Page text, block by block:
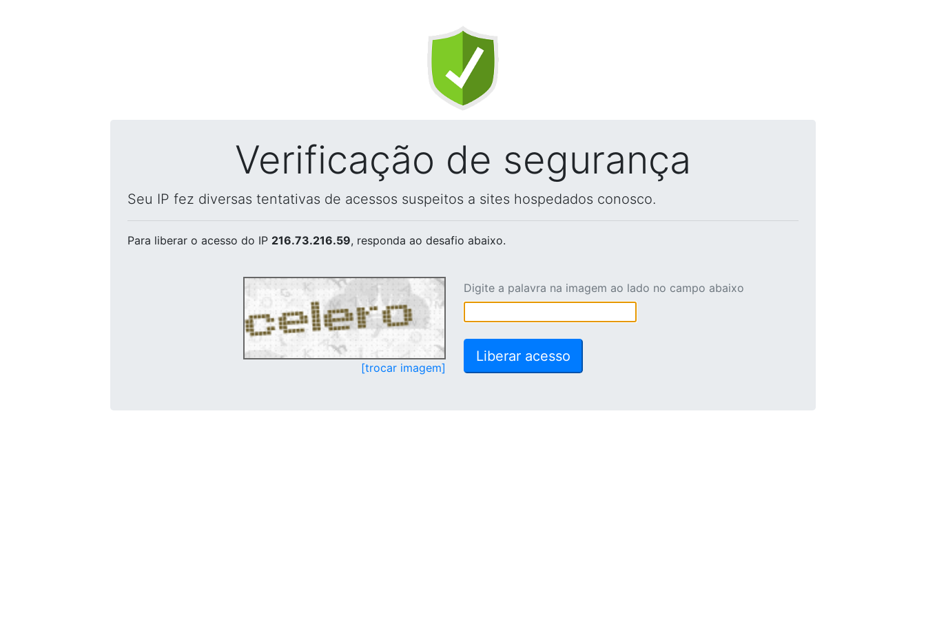
Verificação de segurança
Seu IP fez diversas tentativas de acessos suspeitos a sites hospedados conosco.
Para liberar o acesso do IP 216.73.216.59, responda ao desafio abaixo.
[trocar imagem]
Digite a palavra na imagem ao lado no campo abaixo